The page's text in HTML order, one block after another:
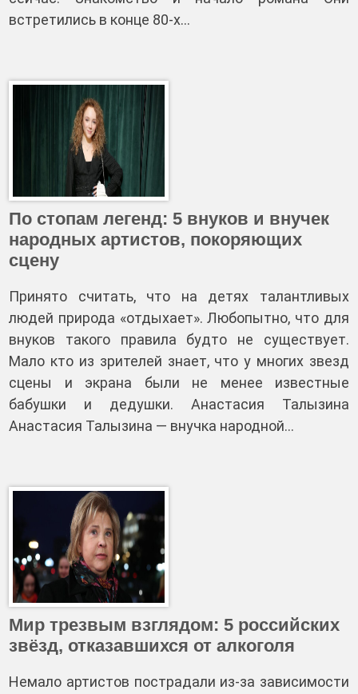
встретились в конце 80-х…
По стопам легенд: 5 внуков и внучек
народных артистов, покоряющих
сцену
Принято считать, что на детях талантливых
людей природа «отдыхает». Любопытно, что для
внуков такого правила будто не существует.
Мало кто из зрителей знает, что у многих звезд
сцены и экрана были не менее известные
бабушки и дедушки. Анастасия Талызина
Анастасия Талызина — внучка народной…
Мир трезвым взглядом: 5 российских
звёзд, отказавшихся от алкоголя
Немало артистов пострадали из‑за зависимости